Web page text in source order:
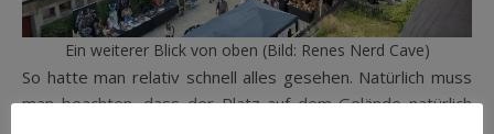
Ein weiterer Blick von oben (Bild: Renes Nerd Cave)
So hatte man relativ schnell alles gesehen. Natürlich muss
man beachten, dass der Platz auf dem Gelände natürlich